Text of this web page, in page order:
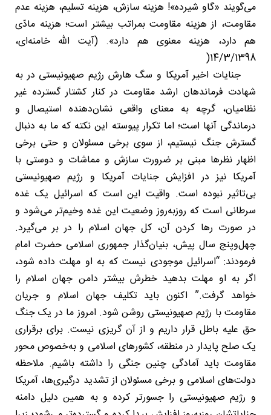
می‌گویند «گاو شیرده»! هزینه‌ سازش، هزینه‌ تسلیم، هزینه‌ عدم
مقاومت، از هزینه‌ مقاومت بمراتب بیشتر است؛ هزینه‌ مادّی
هم دارد، هزینه‌ معنوی هم دارد». (آیت الله خامنه‌ای،
14/3/1398(
جنایات اخیر آمریکا و سگ هارش رژیم صهیونیستی در به
شهادت فرماندهان ارشد مقاومت در کنار کشتار گسترده غیر
نظامیان، گرچه به معنای واقعی نشان‌دهنده استیصال و
درماندگی آنها است؛ اما تکرار پیوسته این نکته که ما به دنبال
گسترش جنگ نیستیم، از سوی برخی مسئولان و حتی برخی
اظهار نظرها مبنی بر ضرورت سازش و مماشات و دوستی با
آمریکا نیز در افزایش جنایات آمریکا و رژیم صهیونیستی
بی‌تاثیر نبوده است. واقیت این است که اسرائیل یک غده
سرطانی است که روزبه‌روز وضعیت این غده وخیم‌تر می‌شود و
در صورت رها کردن آن، کل جهان اسلام را در بر می‌گیرد.
چهل‌وپنج سال پیش، بنیان‌گذار جمهوری اسلامی حضرت امام
فرمودند: “اسرائیل موجودی نیست که به او مهلت داده شود،
اگر به او مهلت بدهید خطرش بیشتر دامن جهان اسلام را
خواهد گرفت.” اکنون باید تکلیف جهان اسلام و جریان
مقاومت با رژیم صهیونیستی روشن شود. امروز ما در یک جنگ
حق علیه باطل قرار داریم و از آن گریزی نیست. برای برقراری
یک صلح پایدار در منطقه، کشورهای اسلامی و به‌خصوص محور
مقاومت باید آمادگی چنین جنگی را داشته باشیم. ملاحظه
دولت‌های اسلامی و برخی مسئولان از تشدید درگیری‌ها، آمریکا
و رژیم صهیونیستی را جسورتر کرده و به همین دلیل دامنه